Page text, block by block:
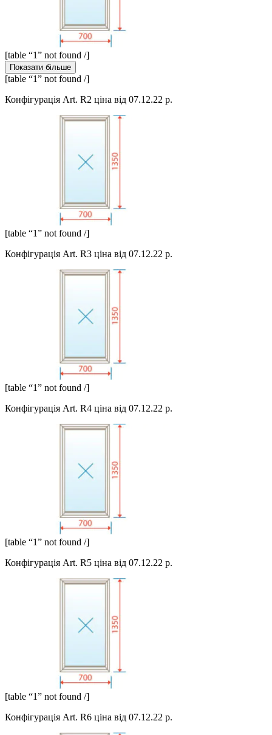
[table “1” not found /]
Показати більше
[table “1” not found /]
Конфігурація Art. R2 ціна від 07.12.22 р.
[table “1” not found /]
Конфігурація Art. R3 ціна від 07.12.22 р.
[table “1” not found /]
Конфігурація Art. R4 ціна від 07.12.22 р.
[table “1” not found /]
Конфігурація Art. R5 ціна від 07.12.22 р.
[table “1” not found /]
Конфігурація Art. R6 ціна від 07.12.22 р.